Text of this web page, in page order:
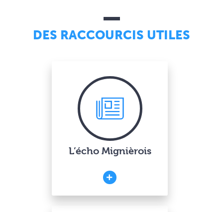
DES RACCOURCIS UTILES
L’écho Mignièrois